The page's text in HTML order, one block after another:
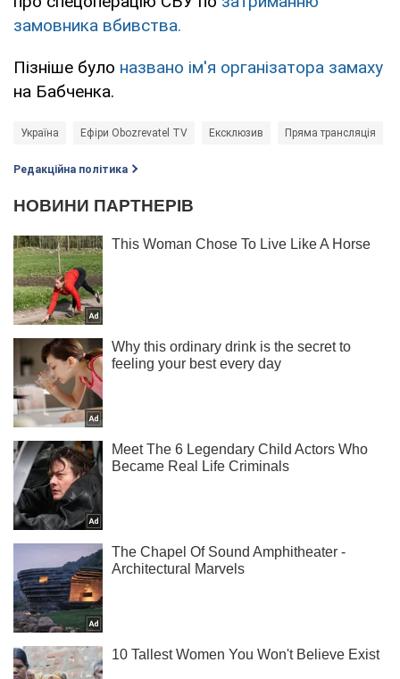
замовника вбивства.
Пізніше було названо ім'я організатора замаху
на Бабченка.
Україна Ефіри Obozrevatel TV Ексклюзив Пряма трансляція
Редакційна політика